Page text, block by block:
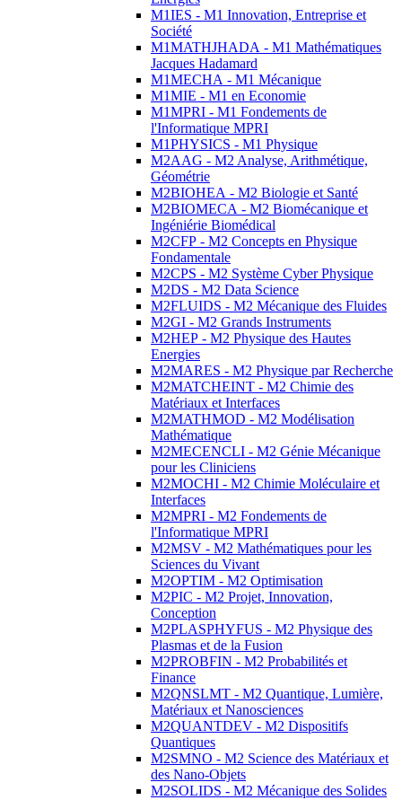
M1IES - M1 Innovation, Entreprise et
Société
M1MATHJHADA - M1 Mathématiques
Jacques Hadamard
M1MECHA - M1 Mécanique
M1MIE - M1 en Economie
M1MPRI - M1 Fondements de
l'Informatique MPRI
M1PHYSICS - M1 Physique
M2AAG - M2 Analyse, Arithmétique,
Géométrie
M2BIOHEA - M2 Biologie et Santé
M2BIOMECA - M2 Biomécanique et
Ingéniérie Biomédical
M2CFP - M2 Concepts en Physique
Fondamentale
M2CPS - M2 Système Cyber Physique
M2DS - M2 Data Science
M2FLUIDS - M2 Mécanique des Fluides
M2GI - M2 Grands Instruments
M2HEP - M2 Physique des Hautes
Energies
M2MARES - M2 Physique par Recherche
M2MATCHEINT - M2 Chimie des
Matériaux et Interfaces
M2MATHMOD - M2 Modélisation
Mathématique
M2MECENCLI - M2 Génie Mécanique
pour les Cliniciens
M2MOCHI - M2 Chimie Moléculaire et
Interfaces
M2MPRI - M2 Fondements de
l'Informatique MPRI
M2MSV - M2 Mathématiques pour les
Sciences du Vivant
M2OPTIM - M2 Optimisation
M2PIC - M2 Projet, Innovation,
Conception
M2PLASPHYFUS - M2 Physique des
Plasmas et de la Fusion
M2PROBFIN - M2 Probabilités et
Finance
M2QNSLMT - M2 Quantique, Lumière,
Matériaux et Nanosciences
M2QUANTDEV - M2 Dispositifs
Quantiques
M2SMNO - M2 Science des Matériaux et
des Nano-Objets
M2SOLIDS - M2 Mécanique des Solides